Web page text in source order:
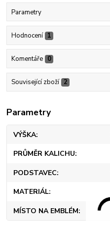
Parametry
Hodnocení 1
Komentáře 0
Související zboží 2
Parametry
VÝŠKA
PRŮMĚR KALICHU
PODSTAVEC
MATERIÁL
MÍSTO NA EMBLÉM